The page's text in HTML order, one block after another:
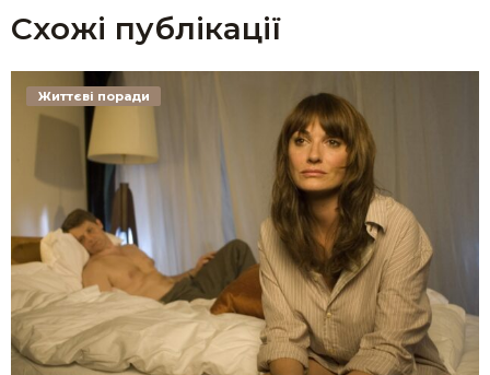
Схожі публікації
Життєві поради